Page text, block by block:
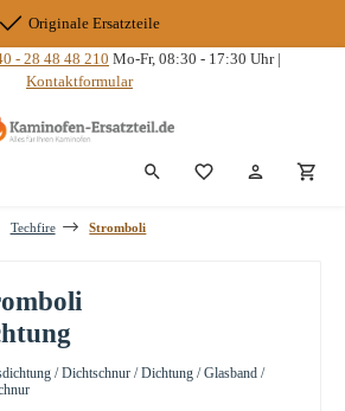
Originale Ersatzteile
- 28 48 48 210 Mo-Fr, 08:30 - 17:30 Uhr |
Kontaktformular
Du hast 0
Techfire Stromboli
/ Dichtschnur / Dichtung / Glasband /